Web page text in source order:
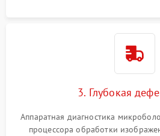
3. Глубокая
Аппаратная диагностика
процессора обработки